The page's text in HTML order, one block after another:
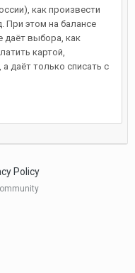
как произвести
При этом на балансе
даёт выбора, как
картой,
даёт только списать с
Policy